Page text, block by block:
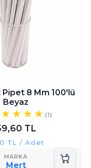
Pipet 8 Mm 100'lü
Beyaz
(1)
TL
TL / Adet
Mert